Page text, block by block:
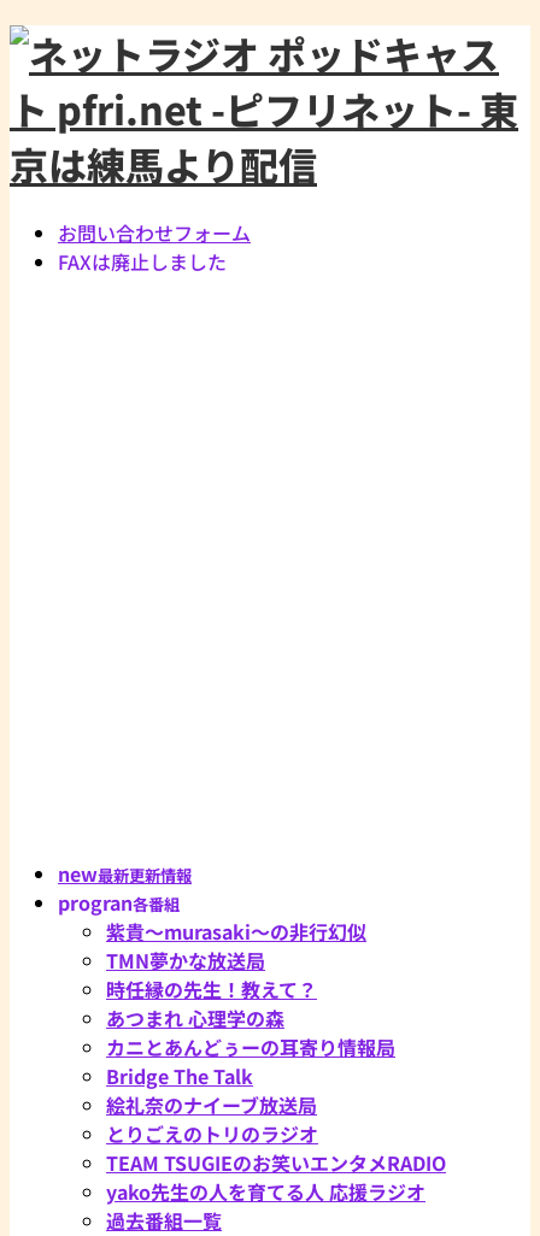
お問い合わせフォーム
FAXは廃止しました
new最新更新情報
progran各番組
紫貴～murasaki～の非行幻似
TMN夢かな放送局
時任縁の先生！教えて？
あつまれ 心理学の森
カニとあんどぅーの耳寄り情報局
Bridge The Talk
絵礼奈のナイーブ放送局
とりごえのトリのラジオ
TEAM TSUGIEのお笑いエンタメRADIO
yako先生の人を育てる人 応援ラジオ
過去番組一覧